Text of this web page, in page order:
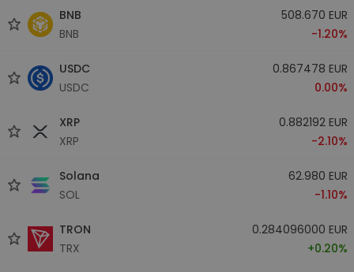
BNB
BNB
508.670 EUR
-1.20%
USDC
USDC
0.867478 EUR
0.00%
XRP
XRP
0.882192 EUR
-2.10%
Solana
SOL
62.980 EUR
-1.10%
TRON
TRX
0.284096000 EUR
+0.20%